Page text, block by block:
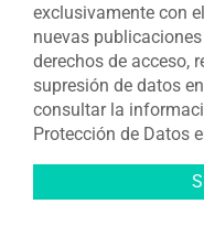
exclusivamente con
nuevas
derechos de acceso,
supresión de datos en
consultar la
Protección de Datos